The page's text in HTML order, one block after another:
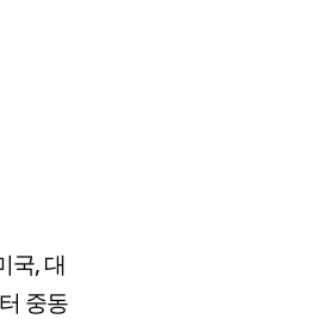
국, 대
중동